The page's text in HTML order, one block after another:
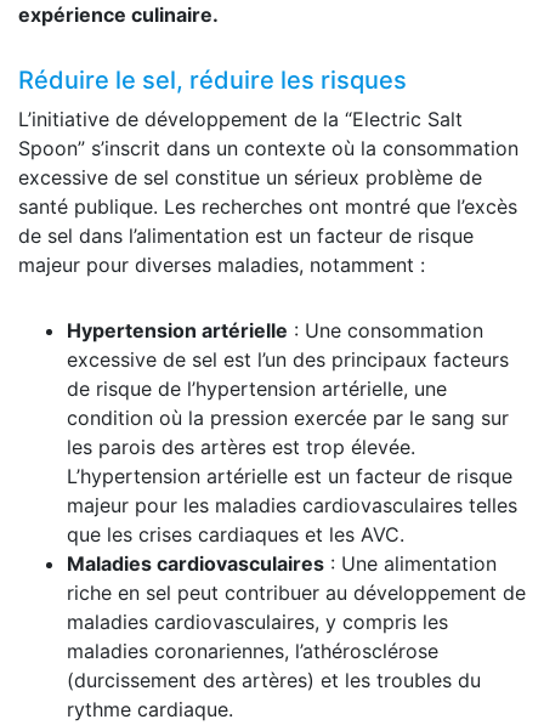
expérience culinaire.
Réduire le sel, réduire les risques
L’initiative de développement de la “Electric Salt
Spoon” s’inscrit dans un contexte où la consommation
excessive de sel constitue un sérieux problème de
santé publique. Les recherches ont montré que l’excès
de sel dans l’alimentation est un facteur de risque
majeur pour diverses maladies, notamment :
Hypertension artérielle : Une consommation
excessive de sel est l’un des principaux facteurs
de risque de l’hypertension artérielle, une
condition où la pression exercée par le sang sur
les parois des artères est trop élevée.
L’hypertension artérielle est un facteur de risque
majeur pour les maladies cardiovasculaires telles
que les crises cardiaques et les AVC.
Maladies cardiovasculaires : Une alimentation
riche en sel peut contribuer au développement de
maladies cardiovasculaires, y compris les
maladies coronariennes, l’athérosclérose
(durcissement des artères) et les troubles du
rythme cardiaque.